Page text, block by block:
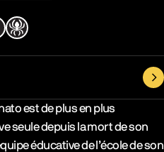
est de plus en plus
seule depuis la mort de son
éducative de l’école de son